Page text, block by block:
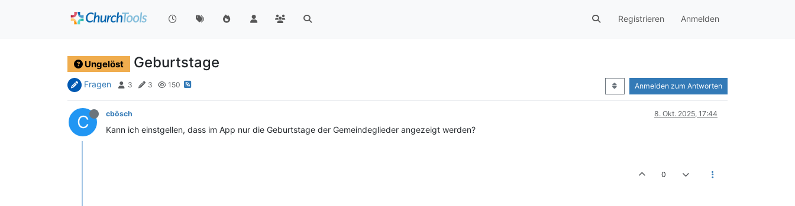
Registrieren Anmelden
Ungelöst Geburtstage
Fragen 3 3 150 Anmelden zum Antworten
C cbösch 8. Okt. 2025, 17:44
Kann ich einstgellen, dass im App nur die Geburtstage der Gemeindeglieder angezeigt werden?
0